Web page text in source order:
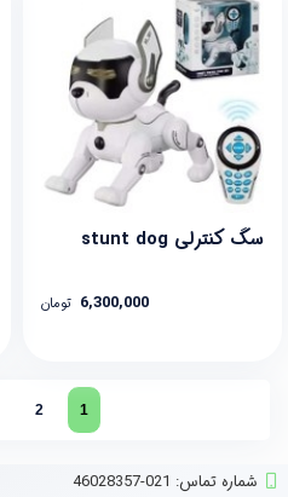
سگ کنترلی stunt dog
6,300,000 تومان
1
2
شماره تماس‌: 021-46028357